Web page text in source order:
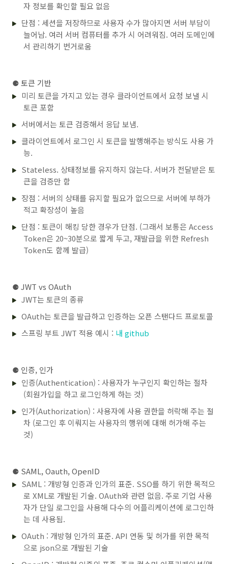
자 정보를 확인할 필요 없음
단점 : 세션을 저장하므로 사용자 수가 많아지면 서버 부담이
늘어남. 여러 서버 컴퓨터를 추가 시 어려워짐. 여러 도메인에
서 관리하기 번거로움
⚈토큰 기반
미리 토큰을 가지고 있는 경우 클라이언트에서 요청 보낼 시
토큰 포함
서버에서는 토큰 검증해서 응답 보냄.
클라이언트에서 로그인 시 토큰을 발행해주는 방식도 사용 가
능.
Stateless. 상태정보를 유지하지 않는다. 서버가 전달받은 토
큰을 검증만 함
장점 : 서버의 상태를 유지할 필요가 없으므로 서버에 부하가
적고 확장성이 높음
단점 : 토큰이 해킹 당한 경우가 단점. (그래서 보통은 Access
Token은 20~30분으로 짧게 두고, 재발급을 위한 Refresh
Token도 함께 발급)
⚈ JWT vs OAuth
JWT는 토큰의 종류
OAuth는 토큰을 발급하고 인증하는 오픈 스탠다드 프로토콜
스프링 부트 JWT 적용 예시 : 내 github
⚈ 인증, 인가
인증(Authentication) : 사용자가 누구인지 확인하는 절차
(회원가입을 하고 로그인하게 하는 것)
인가(Authorization) : 사용자에 사용 권한을 허락해 주는 절
차 (로그인 후 이뤄지는 사용자의 행위에 대해 허가해 주는
것)
⚈ SAML, Oauth, OpenID
SAML : 개방형 인증과 인가의 표준. SSO를 하기 위한 목적으
로 XML로 개발된 기술. OAuth와 관련 없음. 주로 기업 사용
자가 단일 로그인을 사용해 다수의 어플리케이션에 로그인하
는 데 사용됨.
OAuth : 개방형 인가의 표준. API 연동 및 허가를 위한 목적
으로 json으로 개발된 기술